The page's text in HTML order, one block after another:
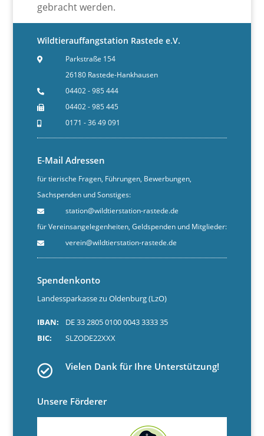
gebracht werden.
Wildtierauffangstation Rastede e.V.
Parkstraße 154
26180 Rastede-Hankhausen
04402 - 985 444
04402 - 985 445
0171 - 36 49 091
E-Mail Adressen
für tierische Fragen, Führungen, Bewerbungen,
Sachspenden und Sonstiges:
station@wildtierstation-rastede.de
für Vereinsangelegenheiten, Geldspenden und Mitglieder:
verein@wildtierstation-rastede.de
Spendenkonto
Landessparkasse zu Oldenburg (LzO)
IBAN:
DE 33 2805 0100 0043 3333 35
BIC:
SLZODE22XXX
Vielen Dank für Ihre Unterstützung!
Unsere Förderer